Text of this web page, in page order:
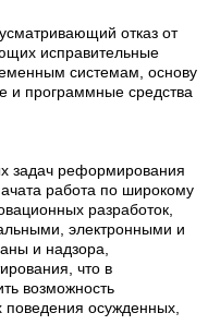
отказ от
исправительные
системам, основу
и программные средства
задач реформирования
работа по широкому
разработок,
электронными и
и надзора,
что в
возможность
поведения осужденных,